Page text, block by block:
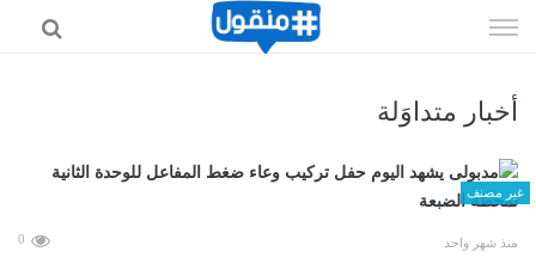
الى
أخبار متداوَلة
غير مصنف
منذ شهر واحد 0